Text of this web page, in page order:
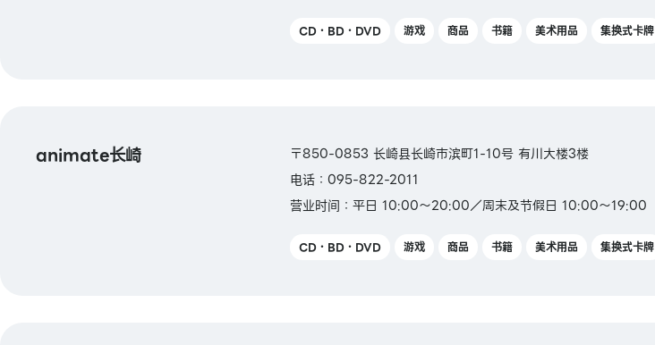
CD・BD・DVD 游戏 商品 书籍 美术用品 集换式卡牌
animate长崎
〒850-0853 长崎县长崎市滨町1-10号 有川大楼3楼
电话：095-822-2011
营业时间：平日 10:00～20:00／周末及节假日 10:00～19:00
CD・BD・DVD 游戏 商品 书籍 美术用品 集换式卡牌